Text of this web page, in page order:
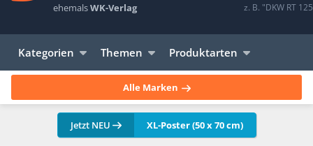
ehemalsWK-Verlag z. B. "DKW RT
Kategorien Themen Produktarten
Alle Marken
Jetzt NEU XL-Poster (50 x 70 cm)